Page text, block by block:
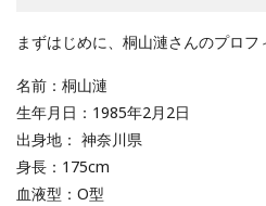
まずはじめに、桐山漣さんのプロフ
名前：桐山漣
生年月日：1985年2月2日
出身地： 神奈川県
身長：175cm
血液型：O型